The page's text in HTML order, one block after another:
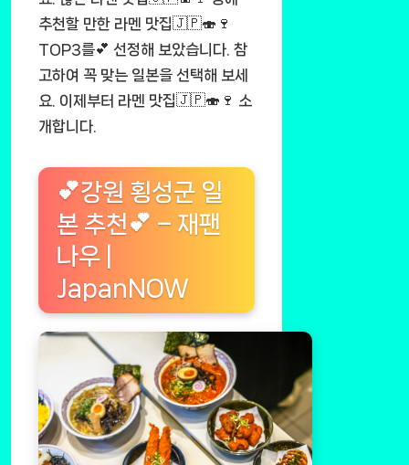
추천할 만한 라멘 맛집🇯🇵🍣🍷
TOP3를💕 선정해 보았습니다. 참
고하여 꼭 맞는 일본을 선택해 보세
요. 이제부터 라멘 맛집🇯🇵🍣🍷 소
개합니다.
💕강원 횡성군 일
본 추천💕 – 재팬
나우 |
JapanNOW